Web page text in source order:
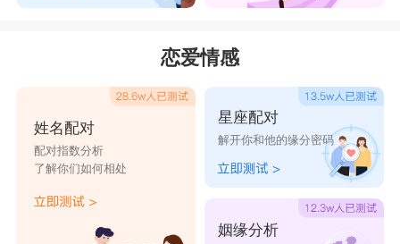
恋爱情感
姓名配对
配对指数分析
了解你们如何相处
星座配对
解开你和他的缘分密码
姻缘分析